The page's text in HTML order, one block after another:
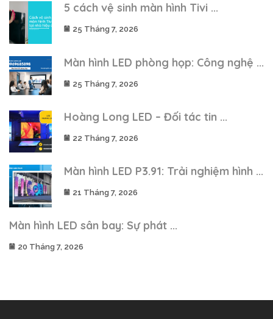
5 cách vệ sinh màn hình Tivi ...
25 Tháng 7, 2026
Màn hình LED phòng họp: Công nghệ ...
25 Tháng 7, 2026
Hoàng Long LED – Đối tác tin ...
22 Tháng 7, 2026
Màn hình LED P3.91: Trải nghiệm hình ...
21 Tháng 7, 2026
Màn hình LED sân bay: Sự phát ...
20 Tháng 7, 2026